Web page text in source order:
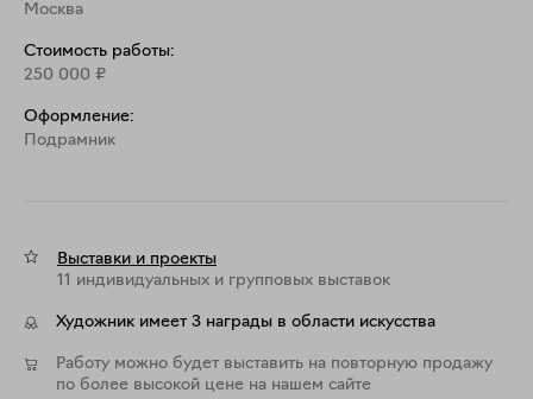
Москва
Стоимость работы:
250 000 ₽
Оформление:
Подрамник
Выставки и проекты
11 индивидуальных и групповых выставок
Художник имеет 3 награды в области искусства
Работу можно будет выставить на повторную продажу
по более высокой цене на нашем сайте